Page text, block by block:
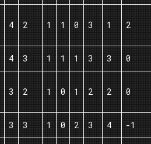
4 2 1 1 0 3 1 2
4 3 1 1 1 3 3 0
3 2 1 0 1 2 2 0
3 3 1 0 2 3 4 -1